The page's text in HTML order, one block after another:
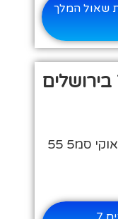
שאול המלך
הר הזיתים 7 בירושלים
סמ5 55